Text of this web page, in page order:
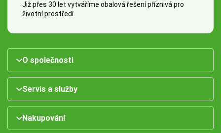
Již přes 30 let vytváříme obalová řešení příznivá pro
životní prostředí.
O společnosti
Servis a služby
Nakupování